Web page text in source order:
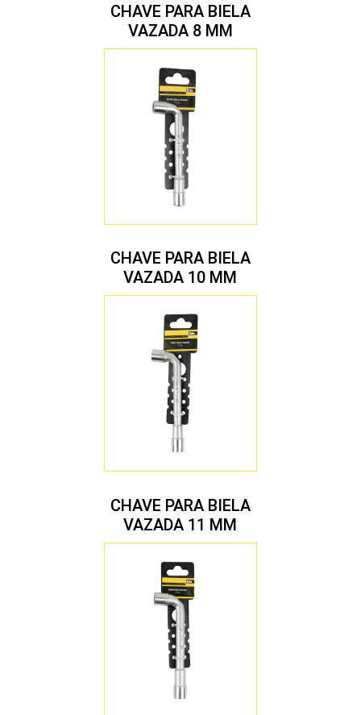
CHAVE PARA BIELA
VAZADA 8 MM
CHAVE PARA BIELA
VAZADA 10 MM
CHAVE PARA BIELA
VAZADA 11 MM